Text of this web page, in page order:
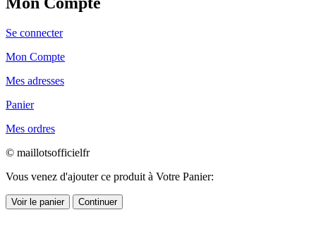
Se connecter
Mon Compte
Mes adresses
Panier
Mes ordres
© maillotsofficielfr
Vous venez d'ajouter ce produit à Votre Panier:
Voir le panier Continuer